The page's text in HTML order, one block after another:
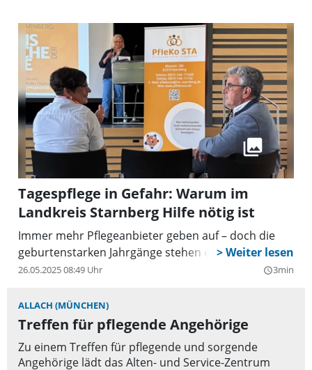
häusliche Situation mit stark pflegebedürftigen
Kindern ohnehin nur mit großem persönlichem
Einsatz bewältigen können, hatten bereits vorher
schon stark gekürzte oder gar keine Leistungen
mehr erhalten. Selbst bei Leistungs-Gewährung
werden deutlich höhere Zuzahlungen fällig.
Tagespflege in Gefahr: Warum im
Landkreis Starnberg Hilfe nötig ist
Immer mehr Pflegeanbieter geben auf – doch die
geburtenstarken Jahrgänge stehen erst noch bevor.
26.05.2025 08:49 Uhr query_builder3min
ALLACH (MÜNCHEN)
Treffen für pflegende Angehörige
Zu einem Treffen für pflegende und sorgende
Angehörige lädt das Alten- und Service-Zentrum